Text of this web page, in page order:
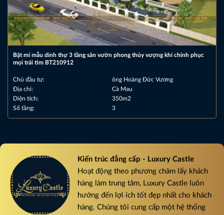
Bật mí mẫu dinh thự 3 tầng sân vườn phong thủy vượng khí chinh phục
mọi trái tim BT210912
Chủ đầu tư:
ông Hoàng Đức Vương
Địa chỉ:
Cà Mau
Diện tích:
350m2
Số tầng:
3
Kiến trúc đẳng cấp - Luxury Castle
Hoạt động theo phương châm lấy khách
hàng làm trung tâm, Luxury Castle luôn
hướng đến lợi ích tốt đẹp nhất cho khách
hàng. Chúng tôi cung cấp một hệ thống